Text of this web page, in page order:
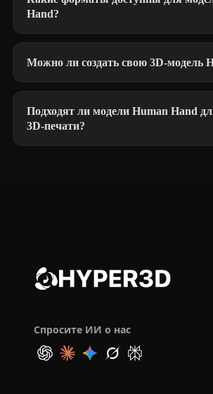
Hand?
Можно ли создать свою 3D-модель
Подходят ли модели Human Hand
3D-печати?
Спросите ИИ о нас